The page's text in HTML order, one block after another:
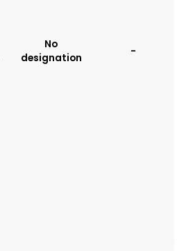
No
designation
-